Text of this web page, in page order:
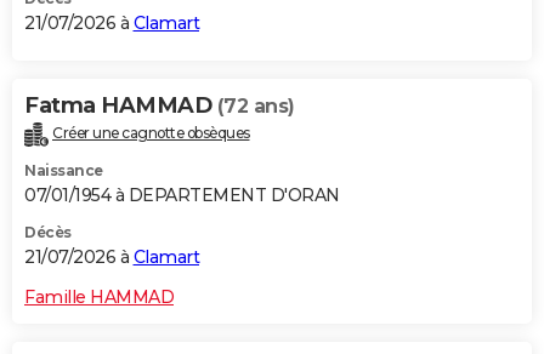
21/07/2026 à Clamart
Fatma HAMMAD (72 ans)
Créer une cagnotte obsèques
Naissance
07/01/1954 à DEPARTEMENT D'ORAN
Décès
21/07/2026 à Clamart
Famille HAMMAD